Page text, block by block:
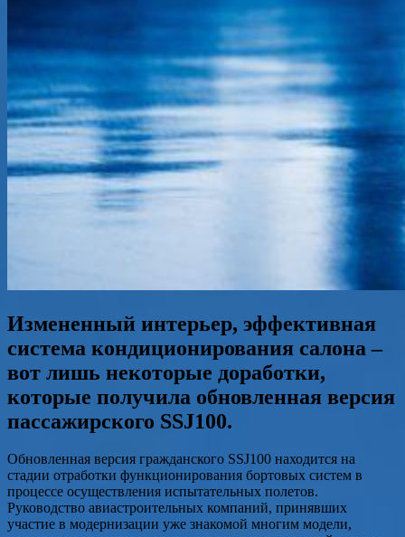
Измененный интерьер, эффективная
система кондиционирования салона –
вот лишь некоторые доработки,
которые получила обновленная версия
пассажирского SSJ100.
Обновленная версия гражданского SSJ100 находится на
стадии отработки функционирования бортовых систем в
процессе осуществления испытательных полетов.
Руководство авиастроительных компаний, принявших
участие в модернизации уже знакомой многим модели,